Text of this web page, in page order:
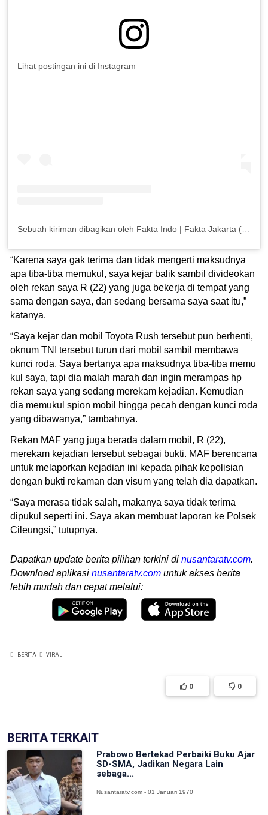
Lihat postingan ini di Instagram
“Karena saya gak terima dan tidak mengerti maksudnya
apa tiba-tiba memukul, saya kejar balik sambil divideokan
oleh rekan saya R (22) yang juga bekerja di tempat yang
sama dengan saya, dan sedang bersama saya saat itu,”
katanya.
“Saya kejar dan mobil Toyota Rush tersebut pun berhenti,
oknum TNI tersebut turun dari mobil sambil membawa
kunci roda. Saya bertanya apa maksudnya tiba-tiba memu
kul saya, tapi dia malah marah dan ingin merampas hp
rekan saya yang sedang merekam kejadian. Kemudian
dia memukul spion mobil hingga pecah dengan kunci roda
yang dibawanya,” tambahnya.
Rekan MAF yang juga berada dalam mobil, R (22),
merekam kejadian tersebut sebagai bukti. MAF berencana
untuk melaporkan kejadian ini kepada pihak kepolisian
dengan bukti rekaman dan visum yang telah dia dapatkan.
“Saya merasa tidak salah, makanya saya tidak terima
dipukul seperti ini. Saya akan membuat laporan ke Polsek
Cileungsi,” tutupnya.
Dapatkan update berita pilihan terkini di nusantaratv.com.
Download aplikasi nusantaratv.com untuk akses berita
lebih mudah dan cepat melalui:
BERITA VIRAL
0 0
BERITA TERKAIT
Prabowo Bertekad Perbaiki Buku Ajar
SD-SMA, Jadikan Negara Lain
sebaga...
Nusantaratv.com - 01 Januari 1970